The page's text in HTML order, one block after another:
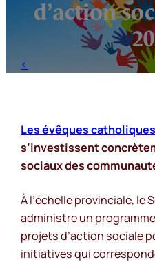
d’action
Les évêques
s’investissent
sociaux des
À l’échelle provinciale, le
administre un
projets d’action sociale
initiatives qui